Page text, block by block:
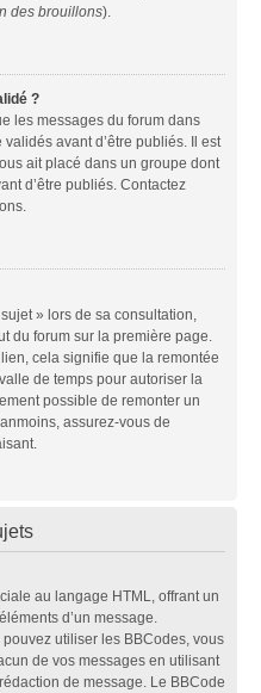
des brouillons).
?
les messages du forum dans
avant d’être publiés. Il est
ait placé dans un groupe dont
d’être publiés. Contactez
» lors de sa consultation,
du forum sur la première page.
cela signifie que la remontée
de temps pour autoriser la
possible de remonter un
assurez-vous de
au langage HTML, offrant un
d’un message.
utiliser les BBCodes, vous
de vos messages en utilisant
de message. Le BBCode